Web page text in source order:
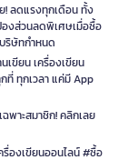
! ลดแรงทุกเดือน ทั้ง
งส่วนลดพิเศษเมื่อซื้อ
ริษัทกำหนด
เขียน เครื่องเขียน
ที่ ทุกเวลา แค่มี App
พาะสมาชิก! คลิกเลย
รื่องเขียนออนไลน์ #ซื้อ